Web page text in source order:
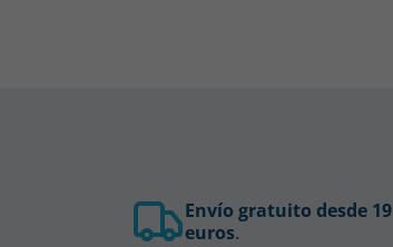
Envío gratuito desde 19
euros.